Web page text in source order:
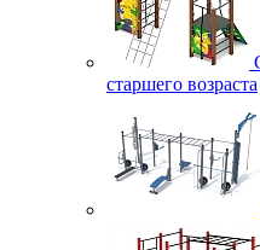
старшего возраста